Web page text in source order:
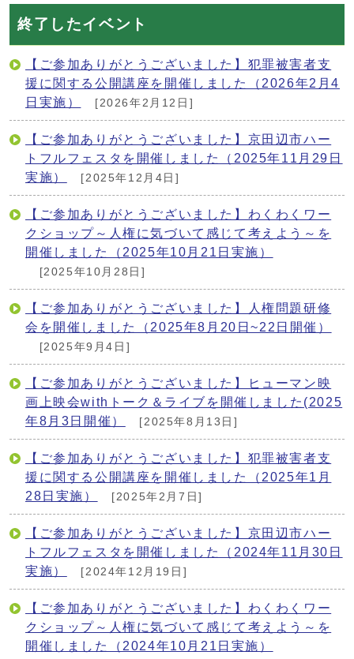
終了したイベント
【ご参加ありがとうございました】犯罪被害者支
援に関する公開講座を開催しました（2026年2月4
日実施）
[2026年2月12日]
【ご参加ありがとうございました】京田辺市ハー
トフルフェスタを開催しました（2025年11月29日
実施）
[2025年12月4日]
【ご参加ありがとうございました】わくわくワー
クショップ～人権に気づいて感じて考えよう～を
開催しました（2025年10月21日実施）
[2025年10月28日]
【ご参加ありがとうございました】人権問題研修
会を開催しました（2025年8月20日~22日開催）
[2025年9月4日]
【ご参加ありがとうございました】ヒューマン映
画上映会withトーク＆ライブを開催しました(2025
年8月3日開催）
[2025年8月13日]
【ご参加ありがとうございました】犯罪被害者支
援に関する公開講座を開催しました（2025年1月
28日実施）
[2025年2月7日]
【ご参加ありがとうございました】京田辺市ハー
トフルフェスタを開催しました（2024年11月30日
実施）
[2024年12月19日]
【ご参加ありがとうございました】わくわくワー
クショップ～人権に気づいて感じて考えよう～を
開催しました（2024年10月21日実施）